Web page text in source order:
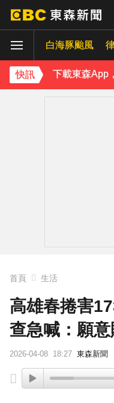
白海豚颱風
快訊
下載東森App
下載東森App
首頁 生活
高雄春捲害
查急喊：願
2026-04-08 18:27 東森新聞